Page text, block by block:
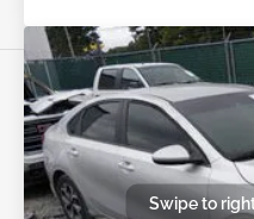
Swipe to